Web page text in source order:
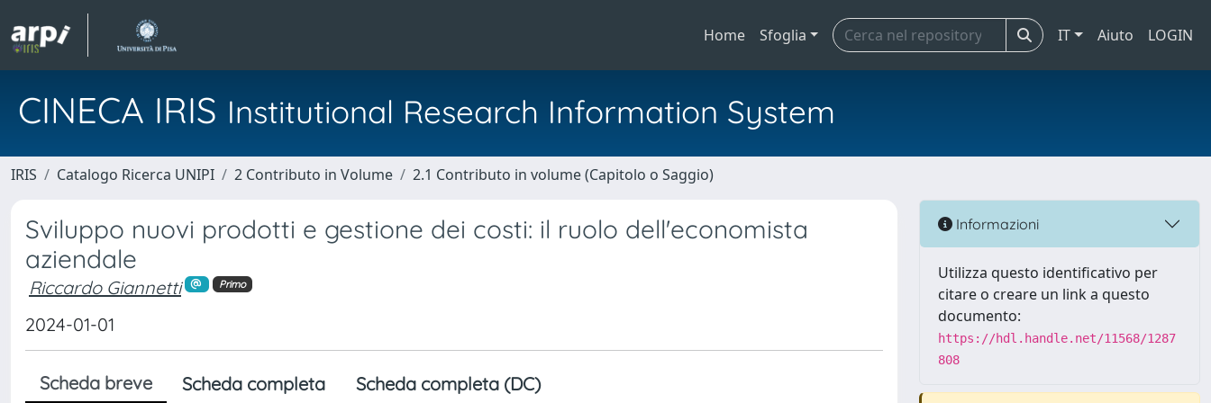
Home Sfoglia IT Aiuto LOGIN
CINECA IRIS Institutional Research Information System
IRIS Catalogo Ricerca UNIPI 2 Contributo in Volume 2.1 Contributo in volume (Capitolo o Saggio)
Sviluppo nuovi prodotti e gestione dei costi: il ruolo dell'economista
aziendale
Riccardo Giannetti Primo
2024-01-01
Scheda breve Scheda completa Scheda completa (DC)
Informazioni
Utilizza questo identificativo per
citare o creare un link a questo
documento:
https://hdl.handle.net/11568/1287
808